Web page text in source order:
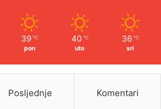
39 ℃
pon
40 ℃
uto
36 ℃
sri
Posljednje Komentari